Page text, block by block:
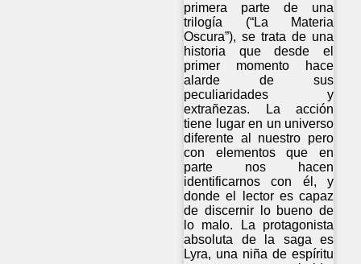
primera parte de una
trilogía (“La Materia
Oscura”), se trata de una
historia que desde el
primer momento hace
alarde de sus
peculiaridades y
extrañezas. La acción
tiene lugar en un universo
diferente al nuestro pero
con elementos que en
parte nos hacen
identificarnos con él, y
donde el lector es capaz
de discernir lo bueno de
lo malo. La protagonista
absoluta de la saga es
Lyra, una niña de espíritu